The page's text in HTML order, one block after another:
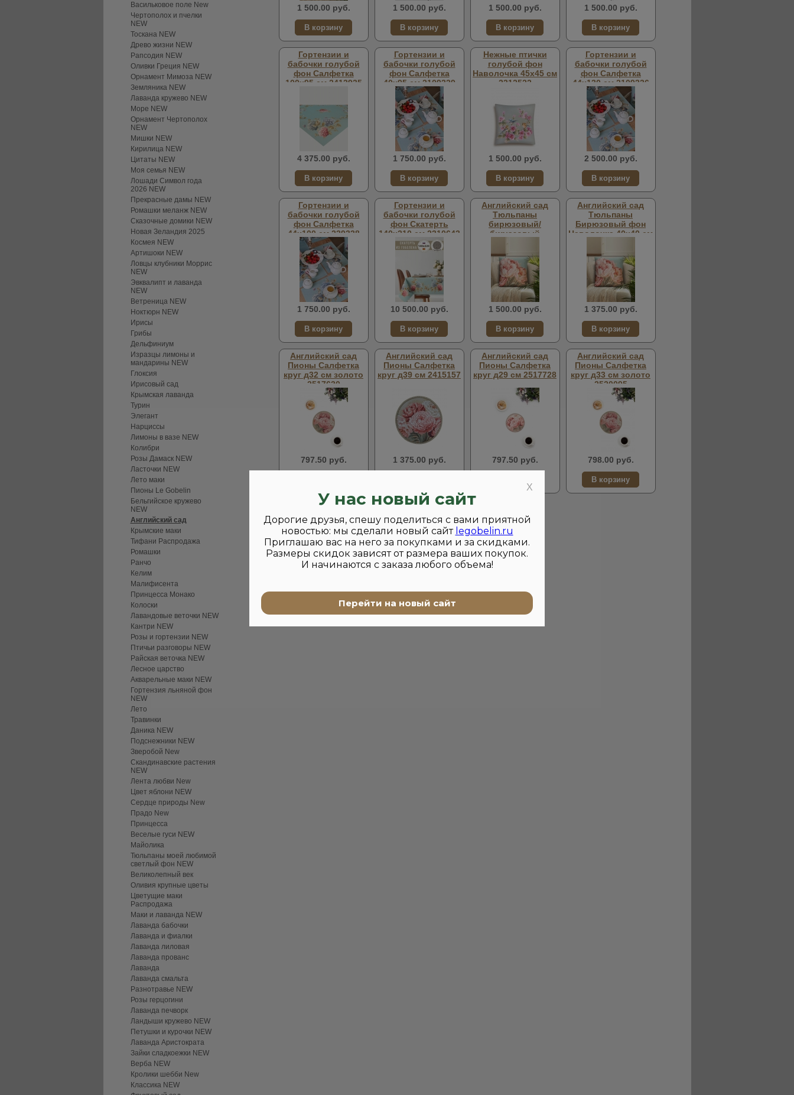
Васильковое поле New
Чертополох и пчелки
NEW
Тоскана NEW
Древо жизни NEW
Рапсодия NEW
Оливки Греция NEW
Орнамент Мимоза NEW
Земляника NEW
Лаванда кружево NEW
Море NEW
Орнамент Чертополох
NEW
Мишки NEW
Кирилица NEW
Цитаты NEW
Моя семья NEW
Лошади Символ года
2026 NEW
Прекрасные дамы NEW
Ромашки меланж NEW
Сказочные домики NEW
Новая Зеландия 2025
Космея NEW
Артишоки NEW
Ловцы клубники Моррис
NEW
Эвквалипт и лаванда
NEW
Ветреница NEW
Ноктюрн NEW
Ирисы
Грибы
Дельфиниум
Изразцы лимоны и
мандарины NEW
Глоксия
Ирисовый сад
Крымская лаванда
Турин
Элегант
Нарциссы
Лимоны в вазе NEW
Колибри
Розы Дамаск NEW
Ласточки NEW
Лето маки
Пионы Le Gobelin
Бельгийское кружево
NEW
Английский сад
Крымские маки
Тифани Распродажа
Ромашки
Ранчо
Келим
Малифисента
Принцесса Монако
Колоски
Лавандовые веточки NEW
Кантри NEW
Розы и гортензии NEW
Птичьи разговоры NEW
Райская веточка NEW
Лесное царство
Акварельные маки NEW
Гортензия льняной фон
NEW
Лето
Травинки
Даника NEW
Подснежники NEW
Зверобой New
Скандинавские растения
NEW
Лента любви New
Цвет яблони NEW
Сердце природы New
Прадо New
Принцесса
Веселые гуси NEW
Майолика
Тюльпаны моей любимой
светлый фон NEW
Великолепный век
Оливия крупные цветы
Цветущие маки
Распродажа
Маки и лаванда NEW
Лаванда бабочки
Лаванда и фиалки
Лаванда лиловая
Лаванда прованс
Лаванда
Лаванда смальта
Разнотравье NEW
Розы герцогини
Лаванда печворк
Ландыши кружево NEW
Петушки и курочки NEW
Лаванда Аристократа
Зайки сладкоежки NEW
Верба NEW
Кролики шебби New
Классика NEW
1 500.00 руб. 1 500.00 руб. 1 500.00 руб. 1 500.00 руб.
Гортензии и
бабочки голубой
фон Салфетка
100х95 см 2413935
4 375.00 руб.
Гортензии и
бабочки голубой
фон Салфетка
40х95 см 2109339
1 750.00 руб.
Нежные птички
голубой фон
Наволочка 45х45 см
2312522
1 500.00 руб.
Гортензии и
бабочки голубой
фон Салфетка
44х130 см 2109336
2 500.00 руб.
Гортензии и
бабочки голубой
фон Салфетка
44х100 см 239338
1 750.00 руб.
Гортензии и
бабочки голубой
фон Скатерть
140х210 см 2310643
10 500.00 руб.
Английский сад
Тюльпаны
бирюзовый/
бирюзовый
2517184
1 500.00 руб.
Английский сад
Тюльпаны
Бирюзовый фон
Наволочка 40х40 см
1 375.00 руб.
Английский сад
Пионы Салфетка
круг д32 см золото
2517630
797.50 руб.
Английский сад
Пионы Салфетка
круг д39 см 2415157
1 375.00 руб.
Английский сад
Пионы Салфетка
круг д29 см 2517728
797.50 руб.
Английский сад
Пионы Салфетка
круг д33 см золото
2520095
798.00 руб.
X
У нас новый сайт
Дорогие друзья, спешу поделиться с вами приятной
новостью: мы сделали новый сайт legobelin.ru
Приглашаю вас на него за покупками и за скидками.
Размеры скидок зависят от размера ваших покупок.
И начинаются с заказа любого объема!
Перейти на новый сайт